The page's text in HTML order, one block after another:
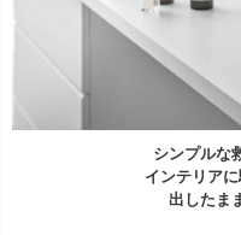
シンプルな
インテリア
出したま